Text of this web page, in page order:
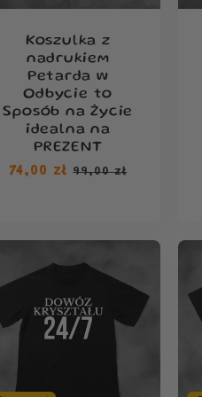
Koszulka z
nadrukiem
Petarda w
Odbycie to
Sposób na Życie
idealna na
PREZENT
Cena
74,00 zł Cena
99,00 zł